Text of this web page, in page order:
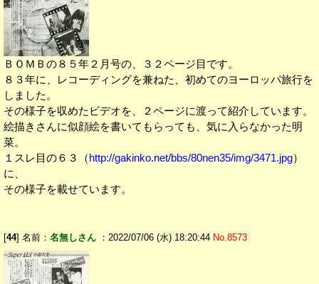
ＢＯＭＢの８５年２月号の、３２ページ目です。
８３年に、レコーディングを兼ねた、初めてのヨーロッパ旅行を
しました。
その様子を収めたビデオを、２ページに渡って紹介しています。
絵描きさんに似顔絵を書いてもらっても、気に入らなかった明
菜。
１スレ目の６３（http://gakinko.net/bbs/80nen35/img/3471.jpg）
に、
その様子を載せています。
[44] 名前： 名無しさん ：2022/07/06 (水) 18:20:44 No.8573